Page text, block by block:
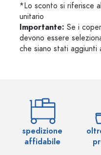
*Lo sconto si riferisce
unitario
Importante: Se i
devono essere
che siano stati aggiunti
spedizione
affidabile